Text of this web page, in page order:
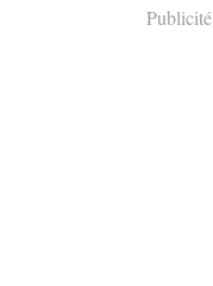
Publicité